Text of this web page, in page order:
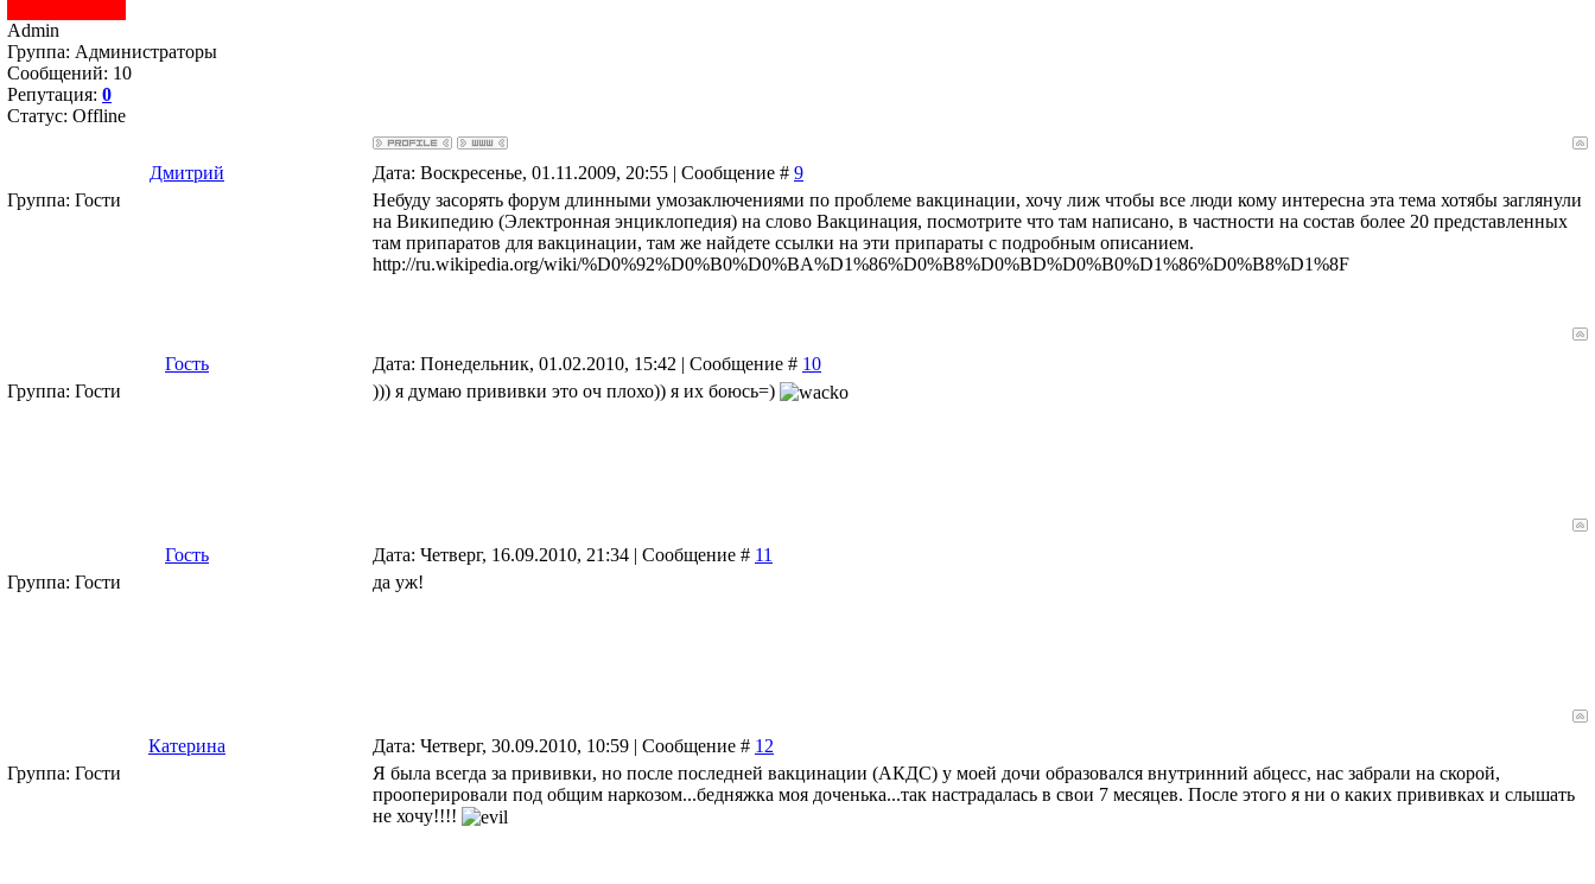
Admin
Группа: Администраторы
Сообщений: 10
Репутация: 0
Статус: Offline
Дмитрий Дата: Воскресенье, 01.11.2009, 20:55 | Сообщение # 9
Группа: Гости
Небуду засорять форум длинными умозаключениями по проблеме вакцинации, хочу лиж чтобы все люди кому интересна эта тема хотябы заглянули
на Википедию (Электронная энциклопедия) на слово Вакцинация, посмотрите что там написано, в частности на состав более 20 представленных
там припаратов для вакцинации, там же найдете ссылки на эти припараты с подробным описанием.
http://ru.wikipedia.org/wiki/%D0%92%D0%B0%D0%BA%D1%86%D0%B8%D0%BD%D0%B0%D1%86%D0%B8%D1%8F
Гость Дата: Понедельник, 01.02.2010, 15:42 | Сообщение # 10
Группа: Гости
))) я думаю прививки это оч плохо)) я их боюсь=)
Гость Дата: Четверг, 16.09.2010, 21:34 | Сообщение # 11
Группа: Гости
да уж!
Катерина Дата: Четверг, 30.09.2010, 10:59 | Сообщение # 12
Группа: Гости
Я была всегда за прививки, но после последней вакцинации (АКДС) у моей дочи образовался внутринний абцесс, нас забрали на скорой,
прооперировали под общим наркозом...бедняжка моя доченька...так настрадалась в свои 7 месяцев. После этого я ни о каких прививках и слышать
не хочу!!!!